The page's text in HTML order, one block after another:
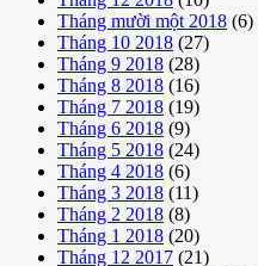
Tháng mười một 2018 (6)
Tháng 10 2018 (27)
Tháng 9 2018 (28)
Tháng 8 2018 (16)
Tháng 7 2018 (19)
Tháng 6 2018 (9)
Tháng 5 2018 (24)
Tháng 4 2018 (6)
Tháng 3 2018 (11)
Tháng 2 2018 (8)
Tháng 1 2018 (20)
Tháng 12 2017 (21)